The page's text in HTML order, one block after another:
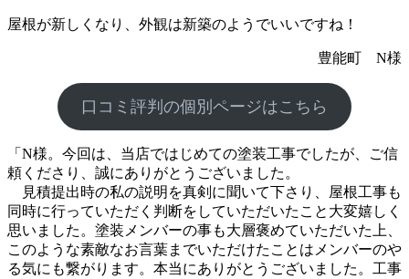
屋根が新しくなり、外観は新築のようでいいですね！
豊能町 N様
口コミ評判の個別ページはこちら
「N様。今回は、当店ではじめての塗装工事でしたが、ご信
頼くださり、誠にありがとうございました。
見積提出時の私の説明を真剣に聞いて下さり、屋根工事も
同時に行っていただく判断をしていただいたこと大変嬉しく
思いました。塗装メンバーの事も大層褒めていただいた上、
このような素敵なお言葉までいただけたことはメンバーのや
る気にも繋がります。本当にありがとうございました。工事